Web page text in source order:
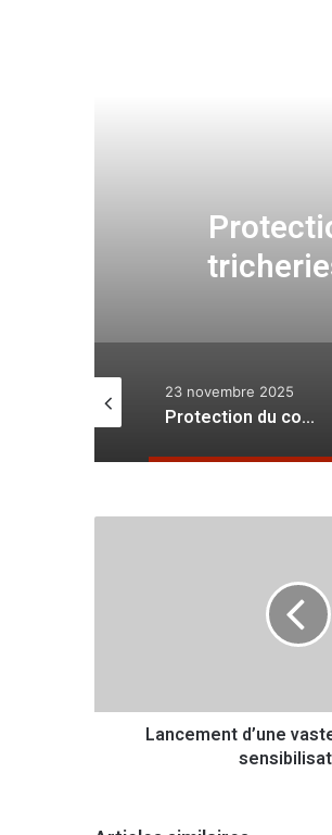
23 novembre 2025
Protection du consommateur : le fléau des tricheries et des dérives dans les pratiques commerciales
t
Lancement d’une